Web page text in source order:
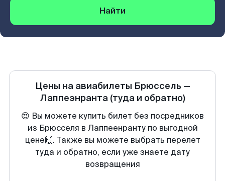
Найти
Цены на авиабилеты Брюссель —
Лаппеэнранта (туда и обратно)
😍 Вы можете купить билет без посредников
из Брюсселя в Лаппеенранту по выгодной
цене🙌. Также вы можете выбрать перелет
туда и обратно, если уже знаете дату
возвращения